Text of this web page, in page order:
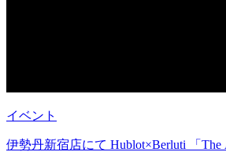
イベント
伊勢丹新宿店にて Hublot×Berluti 「The